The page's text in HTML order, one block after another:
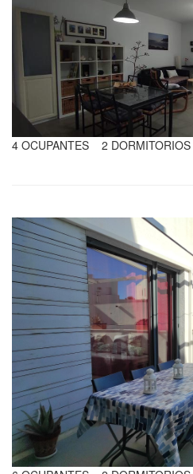
4 OCUPANTES 2 DORMITORIOS